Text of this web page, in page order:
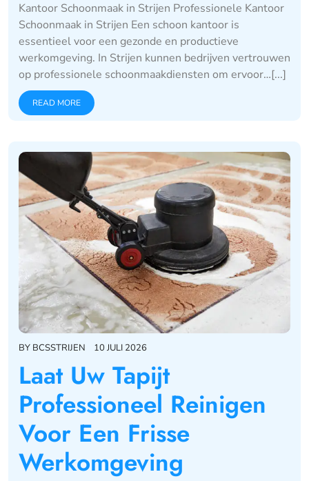
Kantoor Schoonmaak in Strijen Professionele Kantoor
Schoonmaak in Strijen Een schoon kantoor is
essentieel voor een gezonde en productieve
werkomgeving. In Strijen kunnen bedrijven vertrouwen
op professionele schoonmaakdiensten om ervoor…[...]
READ MORE
BY BCSSTRIJEN 10 JULI 2026
Laat Uw Tapijt
Professioneel Reinigen
Voor Een Frisse
Werkomgeving